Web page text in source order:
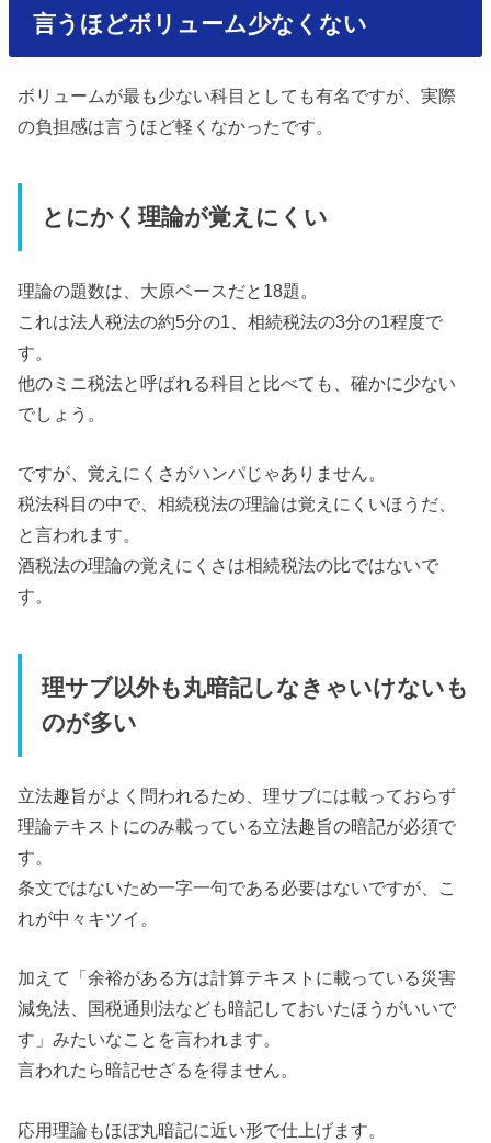
言うほどボリューム少なくない
ボリュームが最も少ない科目としても有名ですが、実際
の負担感は言うほど軽くなかったです。
とにかく理論が覚えにくい
理論の題数は、大原ベースだと18題。
これは法人税法の約5分の1、相続税法の3分の1程度で
す。
他のミニ税法と呼ばれる科目と比べても、確かに少ない
でしょう。
ですが、覚えにくさがハンパじゃありません。
税法科目の中で、相続税法の理論は覚えにくいほうだ、
と言われます。
酒税法の理論の覚えにくさは相続税法の比ではないで
す。
理サブ以外も丸暗記しなきゃいけないも
のが多い
立法趣旨がよく問われるため、理サブには載っておらず
理論テキストにのみ載っている立法趣旨の暗記が必須で
す。
条文ではないため一字一句である必要はないですが、こ
れが中々キツイ。
加えて「余裕がある方は計算テキストに載っている災害
減免法、国税通則法なども暗記しておいたほうがいいで
す」みたいなことを言われます。
言われたら暗記せざるを得ません。
応用理論もほぼ丸暗記に近い形で仕上げます。